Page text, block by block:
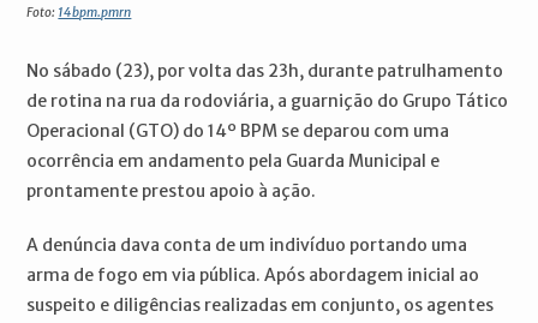
Foto: 14bpm.pmrn
No sábado (23), por volta das 23h, durante patrulhamento
de rotina na rua da rodoviária, a guarnição do Grupo Tático
Operacional (GTO) do 14º BPM se deparou com uma
ocorrência em andamento pela Guarda Municipal e
prontamente prestou apoio à ação.
A denúncia dava conta de um indivíduo portando uma
arma de fogo em via pública. Após abordagem inicial ao
suspeito e diligências realizadas em conjunto, os agentes